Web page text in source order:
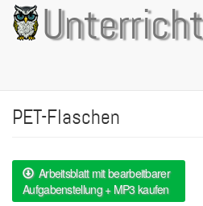
Direkt
zum
Inhalt
PET-Flaschen
Arbeitsblatt mit bearbeitbarer
Aufgabenstellung + MP3 kaufen